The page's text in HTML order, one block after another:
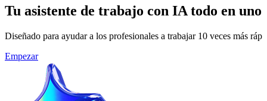
Tu asistente de trabajo con IA todo en uno
Diseñado para ayudar a los profesionales a trabajar 10 veces más
Empezar